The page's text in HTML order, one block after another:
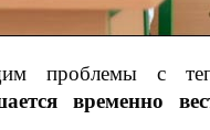
проблемы с
временно